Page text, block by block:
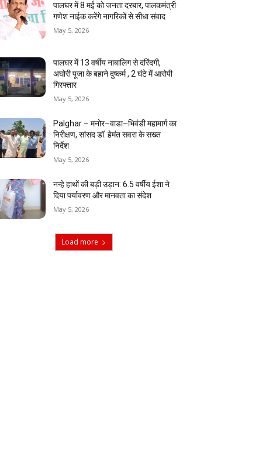
पालघर में 8 मई को जनता दरबार, पालकमंत्री
गणेश नाईक करेंगे नागरिकों से सीधा संवाद
May 5, 2026
पालघर में 13 वर्षीय नाबालिग से दरिंदगी,
अघोरी पूजा के बहाने दुष्कर्म , 2 घंटे में आरोपी
गिरफ्तार
May 5, 2026
Palghar – मनोर–वाडा–भिवंडी महामार्ग का
निरीक्षण, सांसद डॉ. हेमंत सवरा के सख्त
निर्देश
May 5, 2026
नन्हे हाथों की बड़ी उड़ान: 6.5 वर्षीय ईशा ने
दिया पर्यावरण और मानवता का संदेश
May 5, 2026
Load more